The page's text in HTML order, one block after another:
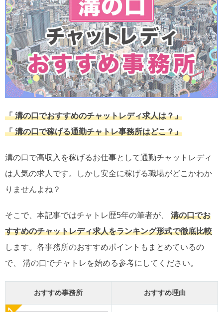
「 溝の口でおすすめのチャットレディ求人は？」
「 溝の口で稼げる通勤チャトレ事務所はどこ？」
溝の口で高収入を稼げるお仕事として通勤チャットレディ
は人気の求人です。しかし安全に稼げる職場がどこかわか
りませんよね？
そこで、本記事ではチャトレ歴5年の筆者が、 溝の口でお
すすめのチャットレディ求人をランキング形式で徹底比較
します。各事務所のおすすめポイントもまとめているの
で、 溝の口でチャトレを始める参考にしてください。
おすすめ事務所 おすすめ理由